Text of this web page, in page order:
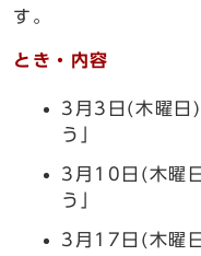
す。
とき・内容
3月3日(木曜日
う」
3月10日(木曜
う」
3月17日(木曜